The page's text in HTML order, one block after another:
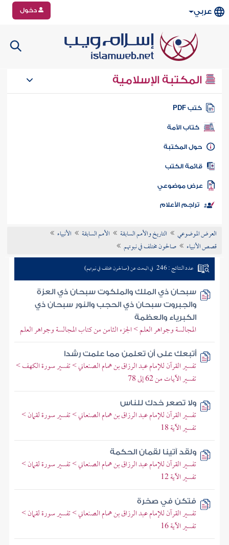
عربي دخول
المكتبة الإسلامية
كتب PDF
كتاب الأمة
المكتبة
الكتب
موضوعي
تراجم الأعلام
العرض الموضوعي التاريخ والأمم السابقة الأمم السابقة
الأنبياء
قصص الأنبياء
صالحون مختلف في نبوتهم
عدد النتائج : 246 في البحث عن (صالحون مختلف في نبوتهم)
سبحان ذي الملك والملكوت سبحان ذي العزة
والجبروت سبحان ذي الحجب والنور سبحان ذي
الكبرياء والعظمة
المجالسة وجواهر العلم > الجزء الثامن من كتاب المجالسة وجواهر العلم
أتبعك على أن تعلمن مما علمت رشدا
تفسير القرآن للإمام عبد الرزاق بن همام الصنعاني > تفسير سورة الكهف >
تفسير الآيات من 62 إلى 78
ولا تصعر خدك للناس
تفسير القرآن للإمام عبد الرزاق بن همام الصنعاني > تفسير سورة لقمان >
تفسير الآية 18
ولقد آتينا لقمان الحكمة
تفسير القرآن للإمام عبد الرزاق بن همام الصنعاني > تفسير سورة لقمان >
تفسير الآية 12
فتكن في صخرة
تفسير القرآن للإمام عبد الرزاق بن همام الصنعاني > تفسير سورة لقمان >
تفسير الآية 16